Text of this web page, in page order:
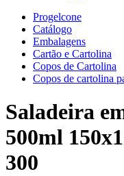
Progelcone
Catálogo
Embalagens
Cartão e Cartolina
Copos de Cartolina
Copos de cartolina
Saladeira
500ml
300